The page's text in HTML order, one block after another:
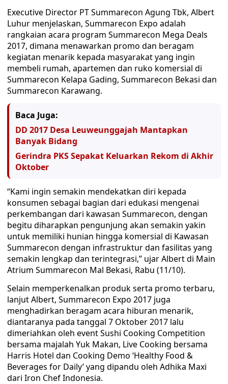
Executive Director PT Summarecon Agung Tbk, Albert
Luhur menjelaskan, Summarecon Expo adalah
rangkaian acara program Summarecon Mega Deals
2017, dimana menawarkan promo dan beragam
kegiatan menarik kepada masyarakat yang ingin
membeli rumah, apartemen dan ruko komersial di
Summarecon Kelapa Gading, Summarecon Bekasi dan
Summarecon Karawang.
Baca Juga:
DD 2017 Desa Leuweunggajah Mantapkan
Banyak Bidang
Gerindra PKS Sepakat Keluarkan Rekom di Akhir
Oktober
“Kami ingin semakin mendekatkan diri kepada
konsumen sebagai bagian dari edukasi mengenai
perkembangan dari kawasan Summarecon, dengan
begitu diharapkan pengunjung akan semakin yakin
untuk memiliki hunian hingga komersial di Kawasan
Summarecon dengan infrastruktur dan fasilitas yang
semakin lengkap dan terintegrasi,” ujar Albert di Main
Atrium Summarecon Mal Bekasi, Rabu (11/10).
Selain memperkenalkan produk serta promo terbaru,
lanjut Albert, Summarecon Expo 2017 juga
menghadirkan beragam acara hiburan menarik,
diantaranya pada tanggal 7 Oktober 2017 lalu
dimeriahkan oleh event Sushi Cooking Competition
bersama majalah Yuk Makan, Live Cooking bersama
Harris Hotel dan Cooking Demo ‘Healthy Food &
Beverages for Daily’ yang dipandu oleh Adhika Maxi
dari Iron Chef Indonesia.